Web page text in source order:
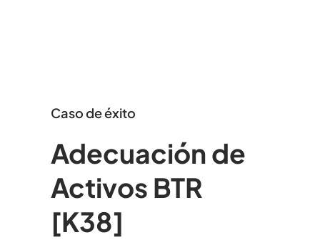
Caso de éxito
Adecuación de
Activos BTR
[K38]